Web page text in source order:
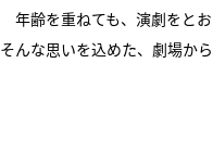
年齢を重ねても、演劇をと
そんな思いを込めた、劇場か